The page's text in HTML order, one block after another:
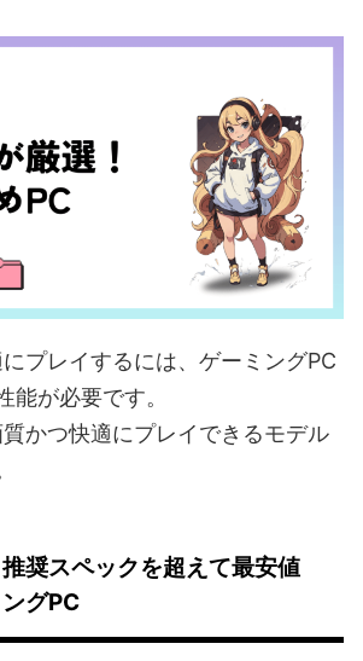
にプレイするには、ゲーミングPC
能が必要です。
質かつ快適にプレイできるモデル
推奨スペックを超えて最安値
グPC